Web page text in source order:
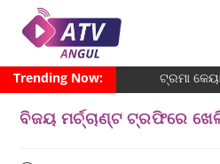
Trending Now: ଟ୍ରମା
ବିଜୟ ମର୍ଚ୍ଚାଣ୍ଟ ଟ୍ରଫିରେ